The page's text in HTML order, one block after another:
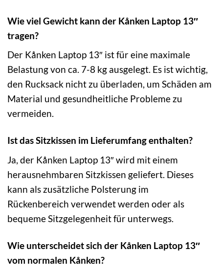
Wie viel Gewicht kann der Kånken Laptop 13″
tragen?
Der Kånken Laptop 13″ ist für eine maximale
Belastung von ca. 7-8 kg ausgelegt. Es ist wichtig,
den Rucksack nicht zu überladen, um Schäden am
Material und gesundheitliche Probleme zu
vermeiden.
Ist das Sitzkissen im Lieferumfang enthalten?
Ja, der Kånken Laptop 13″ wird mit einem
herausnehmbaren Sitzkissen geliefert. Dieses
kann als zusätzliche Polsterung im
Rückenbereich verwendet werden oder als
bequeme Sitzgelegenheit für unterwegs.
Wie unterscheidet sich der Kånken Laptop 13″
vom normalen Kånken?